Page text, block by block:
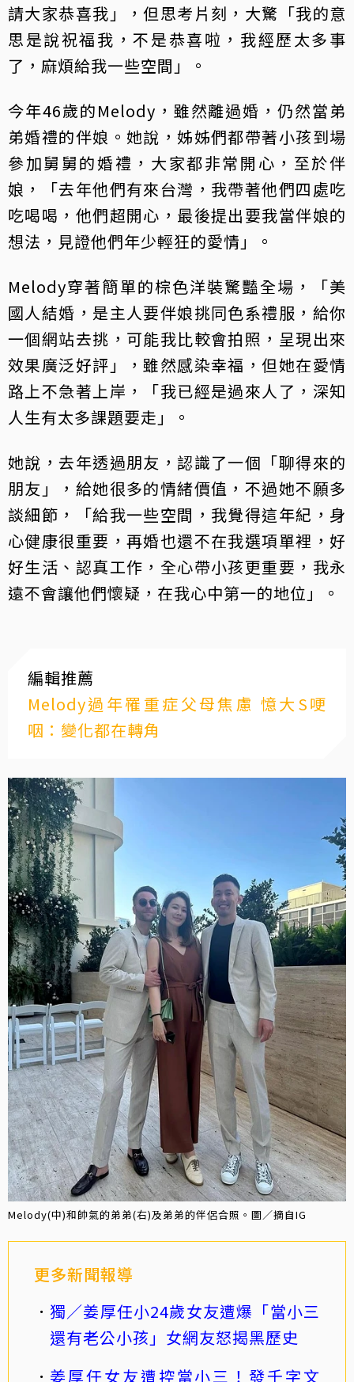
請大家恭喜我」，但思考片刻，大驚「我的意
思是說祝福我，不是恭喜啦，我經歷太多事
了，麻煩給我一些空間」。
今年46歲的Melody，雖然離過婚，仍然當弟
弟婚禮的伴娘。她說，姊姊們都帶著小孩到場
參加舅舅的婚禮，大家都非常開心，至於伴
娘，「去年他們有來台灣，我帶著他們四處吃
吃喝喝，他們超開心，最後提出要我當伴娘的
想法，見證他們年少輕狂的愛情」。
Melody穿著簡單的棕色洋裝驚豔全場，「美
國人結婚，是主人要伴娘挑同色系禮服，給你
一個網站去挑，可能我比較會拍照，呈現出來
效果廣泛好評」，雖然感染幸福，但她在愛情
路上不急著上岸，「我已經是過來人了，深知
人生有太多課題要走」。
她說，去年透過朋友，認識了一個「聊得來的
朋友」，給她很多的情緒價值，不過她不願多
談細節，「給我一些空間，我覺得這年紀，身
心健康很重要，再婚也還不在我選項單裡，好
好生活、認真工作，全心帶小孩更重要，我永
遠不會讓他們懷疑，在我心中第一的地位」。
編輯推薦
Melody過年罹重症父母焦慮 憶大S哽
咽：變化都在轉角
Melody(中)和帥氣的弟弟(右)及弟弟的伴侶合照。圖／摘自IG
更多新聞報導
獨／姜厚任小24歲女友遭爆「當小三
還有老公小孩」女網友怒揭黑歷史
姜厚任女友遭控當小三！發千字文